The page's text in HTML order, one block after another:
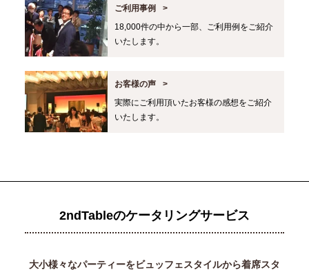
ご利用事例
18,000件の中から一部、ご利用例をご紹介
いたします。
お客様の声
実際にご利用頂いたお客様の感想をご紹介
いたします。
2ndTableのケータリングサービス
大小様々なパーティーをビュッフェスタイルから着席スタ